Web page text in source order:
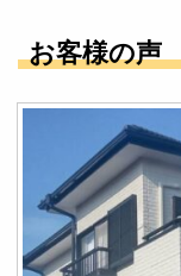
お客様の声